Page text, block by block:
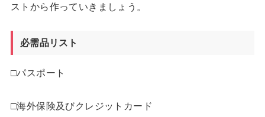
ストから作っていきましょう。
必需品リスト
□パスポート
□海外保険及びクレジットカード